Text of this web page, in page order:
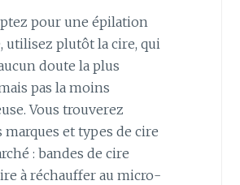
pour une épilation
utilisez plutôt la cire, qui
doute la plus
pas la moins
Vous trouverez
marques et types de cire
: bandes de cire
à réchauffer au micro-